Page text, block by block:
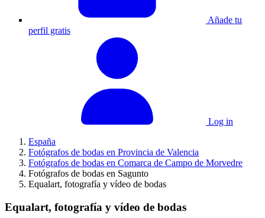
Añade tu
perfil gratis
Log in
España
Fotógrafos de bodas en Provincia de Valencia
Fotógrafos de bodas en Comarca de Campo de Morvedre
Fotógrafos de bodas en Sagunto
Equalart, fotografía y vídeo de bodas
Equalart, fotografía y vídeo de bodas